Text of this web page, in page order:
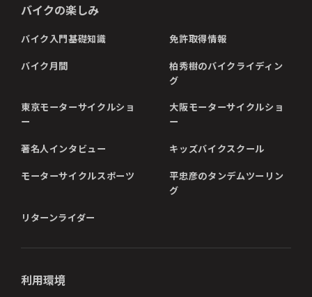
バイクの楽しみ
バイク入門基礎知識 免許取得情報
バイク月間
柏秀樹のバイクライディン
グ
東京モーターサイクルショ
ー
大阪モーターサイクルショ
ー
著名人インタビュー キッズバイクスクール
モーターサイクルスポーツ
平忠彦のタンデムツーリン
グ
リターンライダー
利用環境